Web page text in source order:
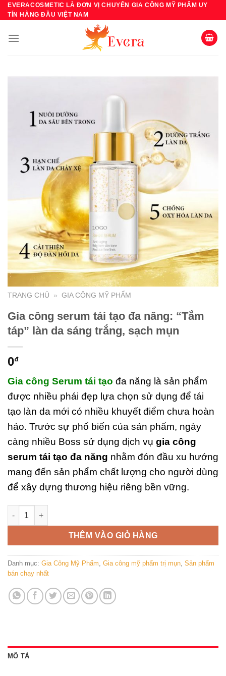
Bỏ
qua
dung
EVERACOSMETIC LÀ ĐƠN VỊ CHUYÊN GIA CÔNG MỸ PHẨM UY
TÍN HÀNG ĐẦU VIỆT NAM
TRANG CHỦ » GIA CÔNG MỸ PHẨM
Gia công serum tái tạo đa năng: “Tắm
táp” làn da sáng trắng, sạch mụn
0₫
Gia công Serum tái tạo đa năng là sản phẩm
được nhiều phái đẹp lựa chọn sử dụng để tái
tạo làn da mới có nhiều khuyết điểm chưa hoàn
hảo. Trước sự phổ biến của sản phẩm, ngày
càng nhiều Boss sử dụng dịch vụ gia công
serum tái tạo đa năng nhằm đón đầu xu hướng
mang đến sản phẩm chất lượng cho người dùng
để xây dựng thương hiệu riêng bền vững.
Gia công serum tái tạo đa năng: “Tắm táp” làn da sáng trắng,
THÊM VÀO GIỎ HÀNG
Danh mục: Gia Công Mỹ Phẩm, Gia công mỹ phẩm trị mụn, Sản phẩm
bán chạy nhất
MÔ TẢ